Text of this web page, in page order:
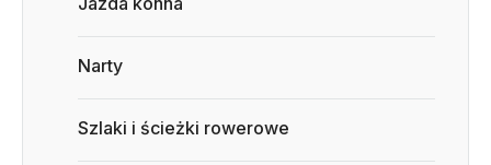
Narty
Szlaki i ścieżki rowerowe